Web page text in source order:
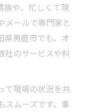
族や、忙しくて現
メールで専門家と
県男鹿市でも、オ
社のサービスや料
て現場の状況を共
スムーズです。事